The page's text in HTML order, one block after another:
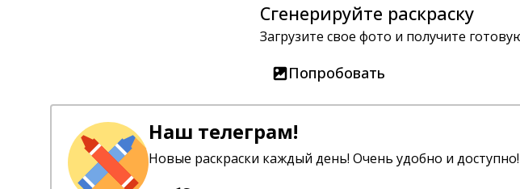
Сгенерируйте раскраску
Загрузите свое фото и получите
Попробовать
Наш телеграм!
Новые раскраски каждый день! Очень удобно и доступно!